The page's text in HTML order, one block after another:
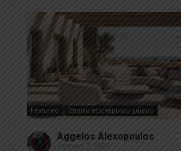
Featured Έπιπλα εξωτερικού χώρου
Aggelos Alexopoulos
January 7, 2026